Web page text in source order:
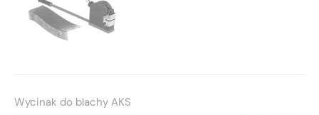
Wycinak do blachy AKS